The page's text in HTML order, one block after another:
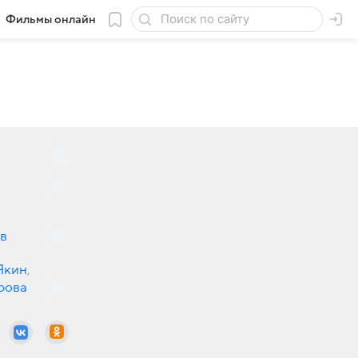
Фильмы онлайн
,